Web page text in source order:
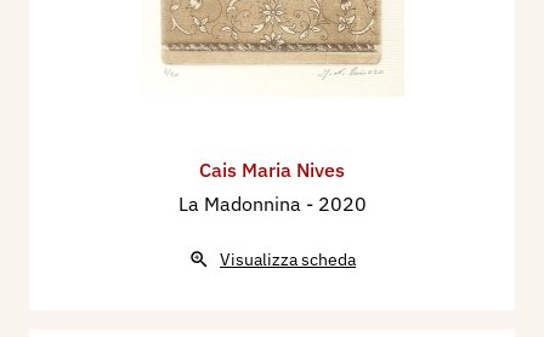
Cais Maria Nives
La Madonnina - 2020
Visualizza scheda